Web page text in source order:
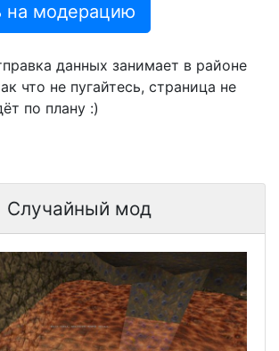
на модерацию
данных занимает в районе
что не пугайтесь, страница не
по плану :)
Случайный мод